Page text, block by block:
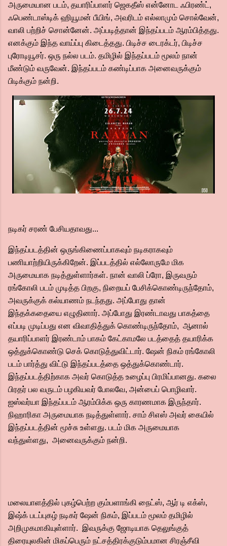
அருமையான படம், தயாரிப்பாளர் ஜெகதீஸ் என்னோட ஃபிரண்ட்,
ஃபெண்டாஸ்டிக் ஹியூமன் பீயிங், அவரிடம் எல்லாமும் சொல்வேன்,
வாலி பற்றிச் சொன்னேன். அப்படித்தான் இந்தப்படம் ஆரம்பித்தது.
எனக்கும் இந்த வாய்ப்பு கிடைத்தது. பிடிச்ச டைரக்டர், பிடிச்ச
புரோடியூசர். ஒரு நல்ல படம். தமிழில் இந்தப்படம் மூலம் நான்
மீண்டும் வருவேன். இந்தப்படம் கண்டிப்பாக அனைவருக்கும்
பிடிக்கும் நன்றி.
நடிகர் சரண் பேசியதாவது...
இந்தப்படத்தின் ஒருங்கிணைப்பாகவும் நடிகராகவும்
பணியாற்றியிருக்கிறேன். இப்படத்தில் எல்லோருமே மிக
அருமையாக நடித்துள்ளார்கள். நான் வாலி ப்ரோ, இருவரும்
ரங்கோலி படம் முடித்த பிறகு, நிறையப் பேசிக்கொண்டிருந்தோம்,
அவருக்குக் கல்யாணம் நடந்தது. அப்போது தான்
இந்தக்கதையை எழுதினார். அப்போது இரண்டாவது பாகத்தை
எப்படி முடிப்பது என விவாதித்துக் கொண்டிருந்தோம், ஆனால்
தயாரிப்பாளர் இரண்டாம் பாகம் கேட்காமலே படத்தைத் தயாரிக்க
ஒத்துக்கொண்டு செக் கொடுத்துவிட்டார். ஷேன் நிகம் ரங்கோலி
படம் பார்த்து விட்டு இந்தப்படத்தை ஒத்துக்கொண்டார்.
இந்தப்படத்திற்காக அவர் கொடுத்த உழைப்பு பிரமிப்பானது. கலை
பிரதர் பல வருடம் பழகியவர் போலவே, அன்பைப் பொழிவார்.
ஐஸ்வர்யா இந்தப்படம் ஆரம்பிக்க ஒரு காரணமாக இருந்தார்.
நிஹாரிகா அருமையாக நடித்துள்ளார். சாம் சிஎஸ் அவர் கையில்
இந்தப்படத்தின் மூச்சு உள்ளது. படம் மிக அருமையாக
வந்துள்ளது, அனைவருக்கும் நன்றி.
மலையாளத்தில் புகழ்பெற்ற கும்பளாங்கி நைட்ஸ், ஆர் டி எக்ஸ்,
இஷ்க் படப்புகழ் நடிகர் ஷேன் நிகம், இப்படம் மூலம் தமிழில்
அறிமுகமாகியுள்ளார். இவருக்கு ஜோடியாக தெலுங்குத்
திரையுலகின் மிகப்பெரும் நட்சத்திரக்குடும்பமான சிரஞ்சீவி